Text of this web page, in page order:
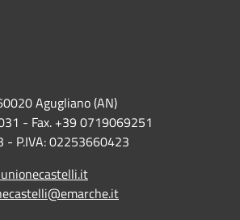
Agugliano (AN)
- Fax. +39 0719069251
- P.IVA: 02253660423